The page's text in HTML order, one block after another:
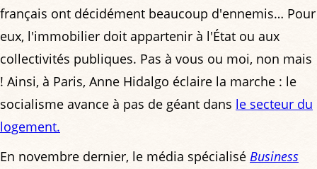
français ont décidément beaucoup d'ennemis… Pour
eux, l'immobilier doit appartenir à l'État ou aux
collectivités publiques. Pas à vous ou moi, non mais
! Ainsi, à Paris, Anne Hidalgo éclaire la marche : le
socialisme avance à pas de géant dans le secteur du
logement.
En novembre dernier, le média spécialisé Business